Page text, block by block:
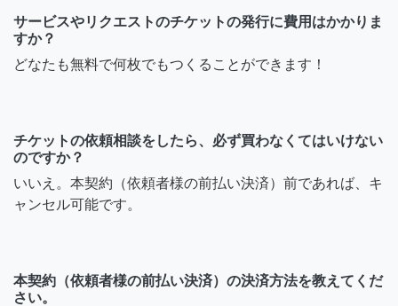
サービスやリクエストのチケットの発行に費用はかかりま
すか？
どなたも無料で何枚でもつくることができます！
チケットの依頼相談をしたら、必ず買わなくてはいけない
のですか？
いいえ。本契約（依頼者様の前払い決済）前であれば、キ
ャンセル可能です。
本契約（依頼者様の前払い決済）の決済方法を教えてくだ
さい。